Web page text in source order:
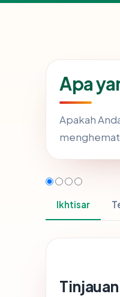
Apa
Apakah
Ikhtisar